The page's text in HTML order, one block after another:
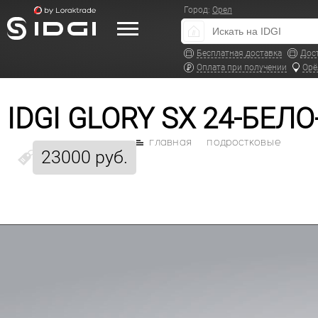
Город: Орел
Бесплатная доставка
Оплата при получении
IDGI GLORY SX 24-
23000 руб.
главная подростковые